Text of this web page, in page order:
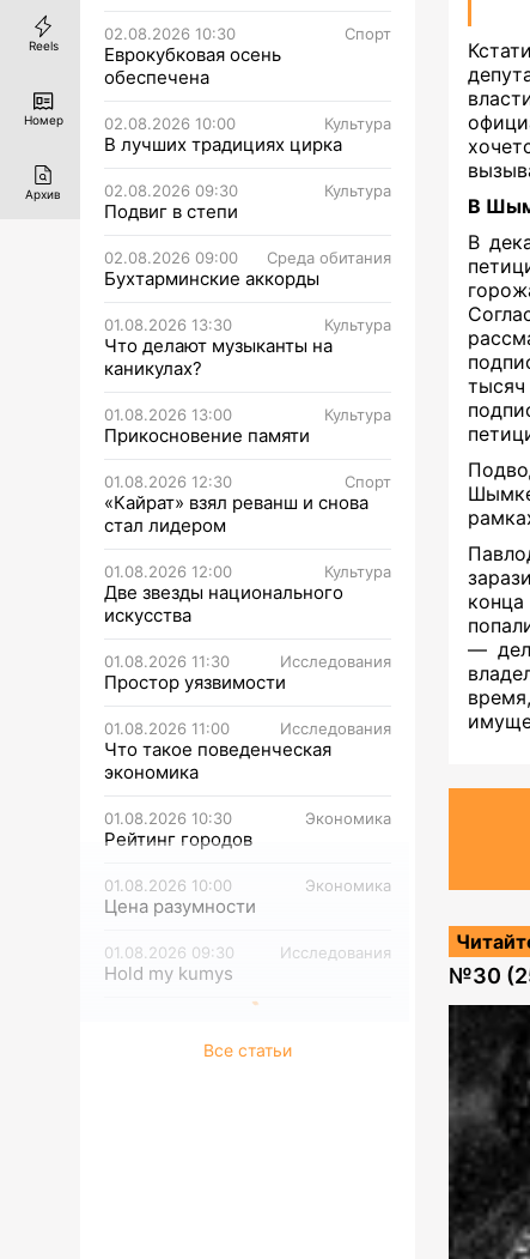
02.08.2026 10:30 Спорт
Еврокубковая осень
обеспечена
02.08.2026 10:00 Культура
В лучших традициях цирка
02.08.2026 09:30 Культура
Подвиг в степи
02.08.2026 09:00 Среда обитания
Бухтарминские аккорды
01.08.2026 13:30 Культура
Что делают музыканты на
каникулах?
01.08.2026 13:00 Культура
Прикосновение памяти
01.08.2026 12:30 Спорт
«Кайрат» взял реванш и снова
стал лидером
01.08.2026 12:00 Культура
Две звезды национального
искусства
01.08.2026 11:30 Исследования
Простор уязвимости
01.08.2026 11:00 Исследования
Что такое поведенческая
экономика
01.08.2026 10:30 Экономика
Рейтинг городов
01.08.2026 10:00 Экономика
Цена разумности
01.08.2026 09:30 Исследования
Hold my kumys
Все статьи
В
В
—
№30
Reels
Номер
Архив